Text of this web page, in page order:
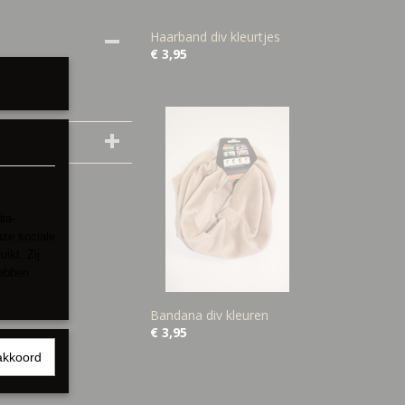
Haarband div kleurtjes
€ 3,95
Bandana div kleuren
€ 3,95